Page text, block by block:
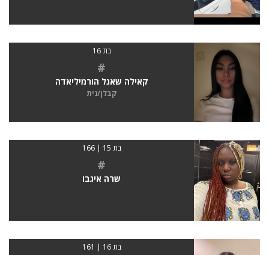
בת 16
#
קאילה שאנל הורמיליאדה
קבלן/נית
בת 15 | 166
#
שרה איגבו
בת 16 | 161